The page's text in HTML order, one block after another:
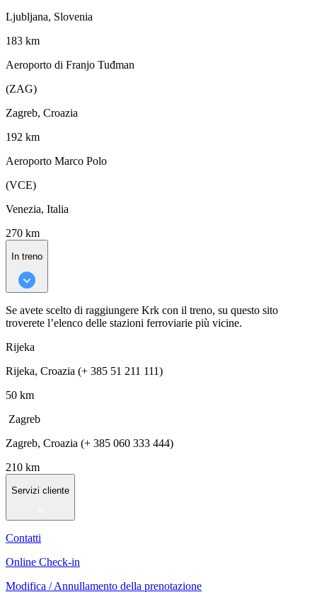
Ljubljana, Slovenia
183 km
Aeroporto di Franjo Tuđman
(ZAG)
Zagreb, Croazia
192 km
Aeroporto Marco Polo
(VCE)
Venezia, Italia
270 km
In treno
Se avete scelto di raggiungere Krk con il treno, su questo sito
troverete l’elenco delle stazioni ferroviarie più vicine.
Rijeka
Rijeka, Croazia (+ 385 51 211 111)
50 km
Zagreb
Zagreb, Croazia (+ 385 060 333 444)
210 km
Servizi cliente
Contatti
Online Check-in
Modifica / Annullamento della prenotazione